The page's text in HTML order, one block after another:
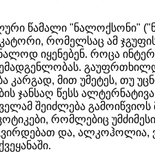
წამალი "ნალოქსონი"
რომელსაც ამ
იყენებენ. როცა
კარგად, მით უმეტეს, თუ
ჯანსაღ წესს
შეიძლება
რომლებიც
და, ალკოჰოლია,